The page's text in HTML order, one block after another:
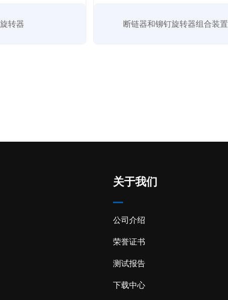
转器 断链器和铆钉旋转器组合装置
关于我们
公司介绍
荣誉证书
测试报告
下载中心